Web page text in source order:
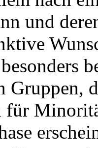
und
Gruppen,
für